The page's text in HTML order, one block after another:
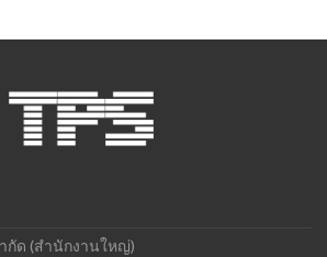
กัด (สำนักงานใหญ่)